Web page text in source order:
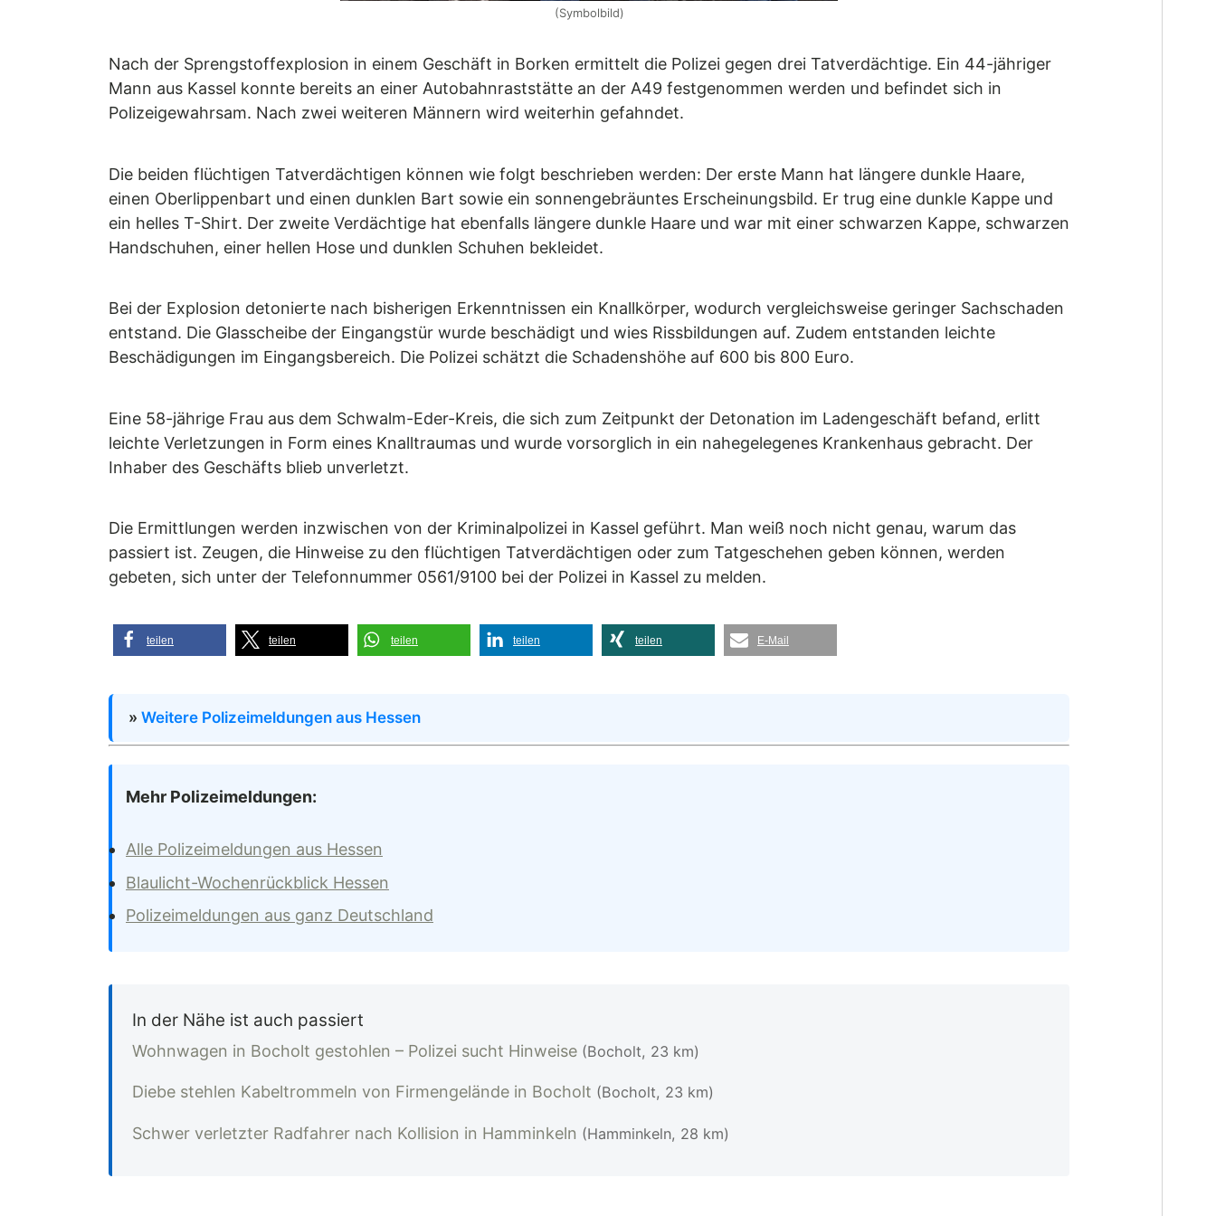
(Symbolbild)
Nach der Sprengstoffexplosion in einem Geschäft in Borken ermittelt die Polizei gegen drei Tatverdächtige. Ein 44-jähriger
Mann aus Kassel konnte bereits an einer Autobahnraststätte an der A49 festgenommen werden und befindet sich in
Polizeigewahrsam. Nach zwei weiteren Männern wird weiterhin gefahndet.
Die beiden flüchtigen Tatverdächtigen können wie folgt beschrieben werden: Der erste Mann hat längere dunkle Haare,
einen Oberlippenbart und einen dunklen Bart sowie ein sonnengebräuntes Erscheinungsbild. Er trug eine dunkle Kappe und
ein helles T-Shirt. Der zweite Verdächtige hat ebenfalls längere dunkle Haare und war mit einer schwarzen Kappe, schwarzen
Handschuhen, einer hellen Hose und dunklen Schuhen bekleidet.
Bei der Explosion detonierte nach bisherigen Erkenntnissen ein Knallkörper, wodurch vergleichsweise geringer Sachschaden
entstand. Die Glasscheibe der Eingangstür wurde beschädigt und wies Rissbildungen auf. Zudem entstanden leichte
Beschädigungen im Eingangsbereich. Die Polizei schätzt die Schadenshöhe auf 600 bis 800 Euro.
Eine 58-jährige Frau aus dem Schwalm-Eder-Kreis, die sich zum Zeitpunkt der Detonation im Ladengeschäft befand, erlitt
leichte Verletzungen in Form eines Knalltraumas und wurde vorsorglich in ein nahegelegenes Krankenhaus gebracht. Der
Inhaber des Geschäfts blieb unverletzt.
Die Ermittlungen werden inzwischen von der Kriminalpolizei in Kassel geführt. Man weiß noch nicht genau, warum das
passiert ist. Zeugen, die Hinweise zu den flüchtigen Tatverdächtigen oder zum Tatgeschehen geben können, werden
gebeten, sich unter der Telefonnummer 0561/9100 bei der Polizei in Kassel zu melden.
teilen teilen teilen teilen teilen E-Mail
» Weitere Polizeimeldungen aus Hessen
Mehr Polizeimeldungen:
Alle Polizeimeldungen aus Hessen
Blaulicht-Wochenrückblick Hessen
Polizeimeldungen aus ganz Deutschland
In der Nähe ist auch passiert
Wohnwagen in Bocholt gestohlen – Polizei sucht Hinweise (Bocholt, 23 km)
Diebe stehlen Kabeltrommeln von Firmengelände in Bocholt (Bocholt, 23 km)
Schwer verletzter Radfahrer nach Kollision in Hamminkeln (Hamminkeln, 28 km)